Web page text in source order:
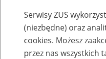
Emerytury
Serwisy ZUS
(niezbędne) oraz
cookies. Możesz
przez nas wszystkich